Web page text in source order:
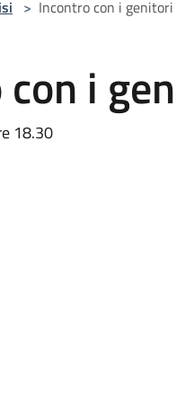
> Incontro con i genitori
i
18.30